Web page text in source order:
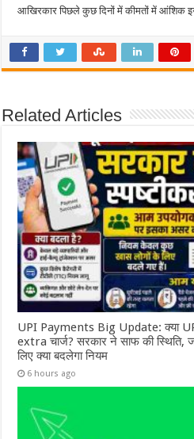
आखिरकार पिछले कुछ दिनों में कीमतों में आंशिक
Related Articles
UPI Payments Big Update: क्या
extra चार्ज? सरकार ने साफ की स्थिति,
लिए क्या बदलेगा नियम
6 hours ago